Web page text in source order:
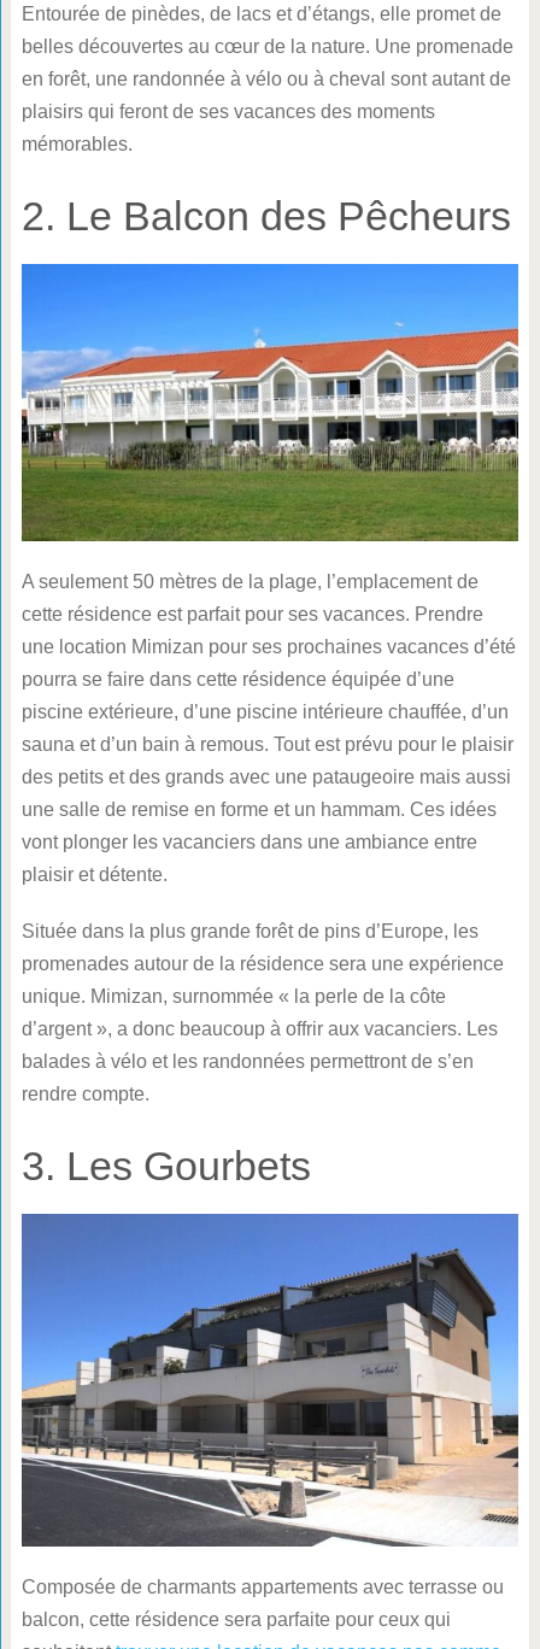
Entourée de pinèdes, de lacs et d’étangs, elle promet de
belles découvertes au cœur de la nature. Une promenade
en forêt, une randonnée à vélo ou à cheval sont autant de
plaisirs qui feront de ses vacances des moments
mémorables.
2. Le Balcon des Pêcheurs
A seulement 50 mètres de la plage, l’emplacement de
cette résidence est parfait pour ses vacances. Prendre
une location Mimizan pour ses prochaines vacances d’été
pourra se faire dans cette résidence équipée d’une
piscine extérieure, d’une piscine intérieure chauffée, d’un
sauna et d’un bain à remous. Tout est prévu pour le plaisir
des petits et des grands avec une pataugeoire mais aussi
une salle de remise en forme et un hammam. Ces idées
vont plonger les vacanciers dans une ambiance entre
plaisir et détente.
Située dans la plus grande forêt de pins d’Europe, les
promenades autour de la résidence sera une expérience
unique. Mimizan, surnommée « la perle de la côte
d’argent », a donc beaucoup à offrir aux vacanciers. Les
balades à vélo et les randonnées permettront de s’en
rendre compte.
3. Les Gourbets
Composée de charmants appartements avec terrasse ou
balcon, cette résidence sera parfaite pour ceux qui